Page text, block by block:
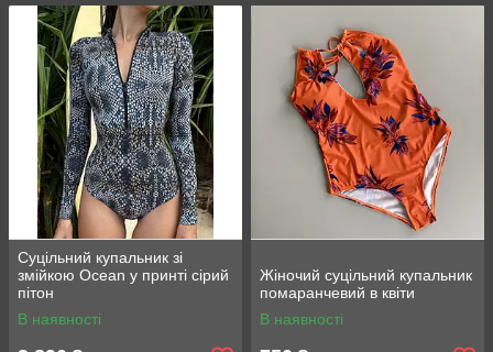
Суцільний купальник зі
змійкою Ocean у принті сірий
пітон
В наявності
Жіночий суцільний купальник
помаранчевий в квіти
В наявності